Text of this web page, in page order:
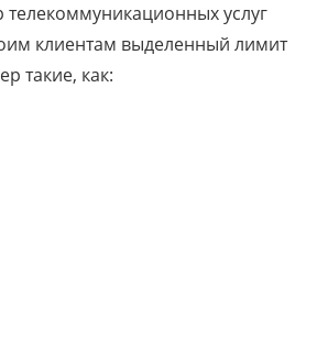
услуг
клиентам выделенный лимит
такие, как: